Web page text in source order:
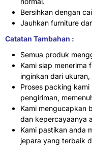
Bersihkan dengan
Jauhkan furniture
Catatan Tambahan :
Semua produk
Kami siap menerima
inginkan dari
Proses packing
pengiriman,
Kami mengucapkan
dan kepercayaanya
Kami pastikan anda
jepara yang terbaik